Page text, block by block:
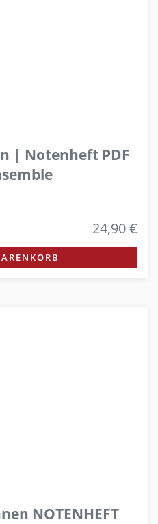
| Notenheft PDF
24,90 €
NOTENHEFT